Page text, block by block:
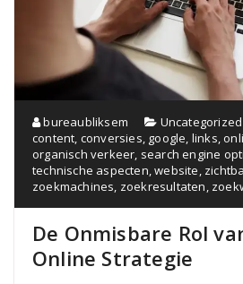
bureaubliksem Uncategorized
content, conversies, google, links,
organisch verkeer, search engine
technische aspecten,website,
zoekmachines, zoekresultaten,
De Onmisbare Rol
Online Strategie